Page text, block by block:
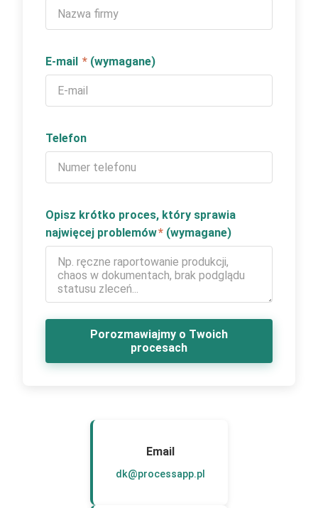
E-mail * (wymagane)
Telefon
Opisz krótko proces, który sprawia
najwięcej problemów* (wymagane)
Porozmawiajmy o Twoich
procesach
Email
dk@processapp.pl